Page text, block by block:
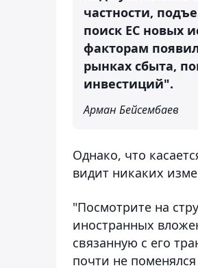
частности,
поиск ЕС новых
факторам
рынках сбыта,
инвестиций".
Арман Бейсембаев
Однако, что
видит никаких
"Посмотрите на
иностранных
связанную с его
почти не